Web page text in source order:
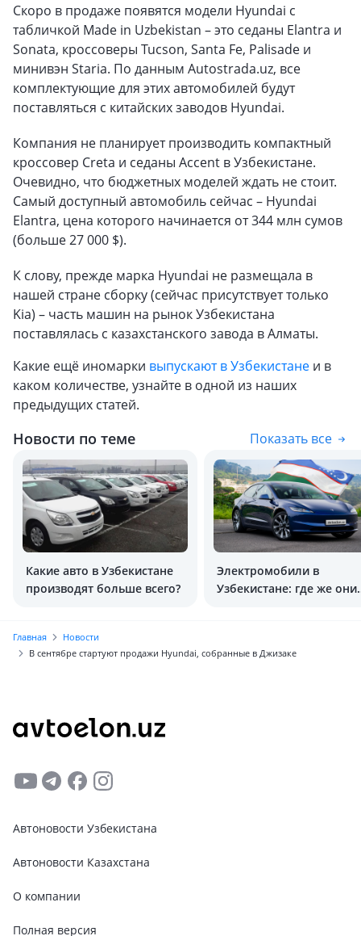
Скоро в продаже появятся модели Hyundai с
табличкой Made in Uzbekistan – это седаны Elantra и
Sonata, кроссоверы Tucson, Santa Fe, Palisade и
минивэн Staria. По данным Autostrada.uz, все
комплектующие для этих автомобилей будут
поставляться с китайских заводов Hyundai.
Компания не планирует производить компактный
кроссовер Creta и седаны Accent в Узбекистане.
Очевидно, что бюджетных моделей ждать не стоит.
Самый доступный автомобиль сейчас – Hyundai
Elantra, цена которого начинается от 344 млн сумов
(больше 27 000 $).
К слову, прежде марка Hyundai не размещала в
нашей стране сборку (сейчас присутствует только
Kia) – часть машин на рынок Узбекистана
поставлялась с казахстанского завода в Алматы.
Какие ещё иномарки выпускают в Узбекистане и в
каком количестве, узнайте в одной из наших
предыдущих статей.
Новости по теме Показать все
Какие авто в Узбекистане
производят больше всего?
Электромобили в
Узбекистане: где же они
Главная
Новости
В сентябре стартуют продажи Hyundai, собранные в Джизаке
Автоновости Узбекистана
Автоновости Казахстана
О компании
Полная версия